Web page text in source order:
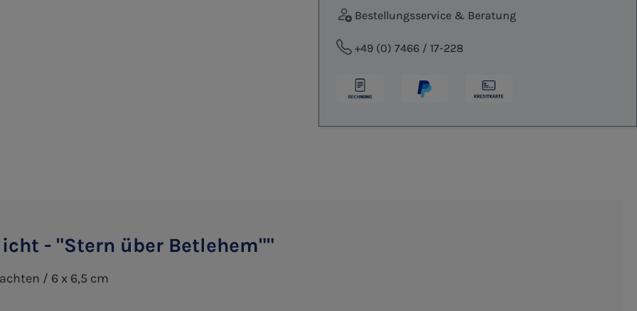
Bestellungsservice & Beratung
+49 (0) 7466 / 17-228
- "Stern über Betlehem""
/ 6 x 6,5 cm